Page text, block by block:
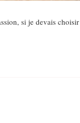
si je devais